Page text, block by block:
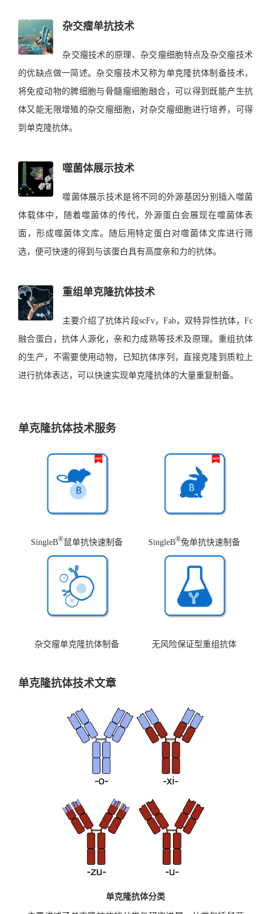
杂交瘤单抗技术
杂交瘤技术的原理、杂交瘤细胞特点及杂交瘤技术
的优缺点做一简述。杂交瘤技术又称为单克隆抗体制备技术，
将免疫动物的脾细胞与骨髓瘤细胞融合，可以得到既能产生抗
体又能无限增殖的杂交瘤细胞，对杂交瘤细胞进行培养，可得
到单克隆抗体。
噬菌体展示技术
噬菌体展示技术是将不同的外源基因分别插入噬菌
体载体中，随着噬菌体的传代，外源蛋白会展现在噬菌体表
面，形成噬菌体文库。随后用特定蛋白对噬菌体文库进行筛
选，便可快速的得到与该蛋白具有高度亲和力的抗体。
重组单克隆抗体技术
主要介绍了抗体片段scFv，Fab，双特异性抗体，Fc
融合蛋白，抗体人源化，亲和力成熟等技术及原理。重组抗体
的生产，不需要使用动物，已知抗体序列，直接克隆到质粒上
进行抗体表达，可以快速实现单克隆抗体的大量重复制备。
单克隆抗体技术服务
SingleB®鼠单抗快速制备 SingleB®兔单抗快速制备
杂交瘤单克隆抗体制备 无风险保证型重组抗体
单克隆抗体技术文章
单克隆抗体分类